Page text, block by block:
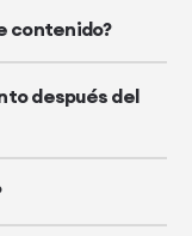
contenido?
después del